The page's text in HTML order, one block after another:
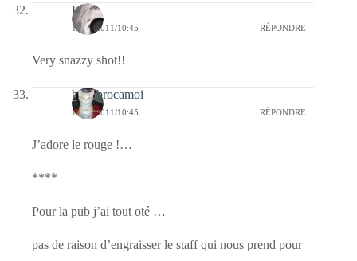
Kala
15/10/2011/10:45 RÉPONDRE
Very snazzy shot!!
bricabrocamoi
15/10/2011/10:45 RÉPONDRE
J’adore le rouge !…
****
Pour la pub j’ai tout oté …
pas de raison d’engraisser le staff qui nous prend pour